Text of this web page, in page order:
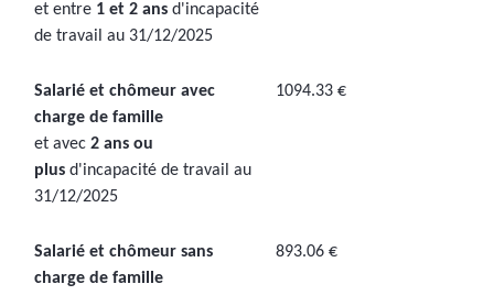
et entre 1 et 2 ans d'incapacité
de travail au 31/12/2025
Salarié et chômeur avec
charge de famille
et avec 2 ans ou
plus d'incapacité de travail au
31/12/2025
1094.33 €
Salarié et chômeur sans
charge de famille
893.06 €